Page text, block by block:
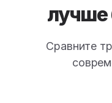
лучше
Сравните